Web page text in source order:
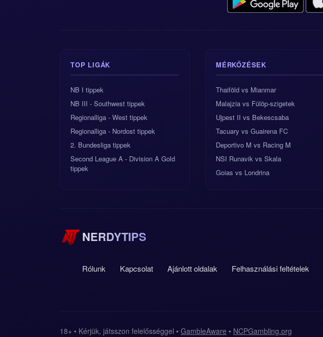
TOP LIGÁK
NB I tippek
NB III - Southwest tippek
Regionalliga - West tippek
Regionalliga - Nordost tippek
2. Bundesliga tippek
Second League A - Division A Gold
tippek
MÉRKŐZÉSEK
Thaiföld vs Mianmar
Malajzia vs Fülöp-szigetek
Ujpest II vs Bekescsaba
Tacuary vs Guairena FC
Deportivo M vs Racing M
NSI Runavik vs Skala
Goias vs Londrina
NERDYTIPS
Rólunk Kapcsolat Ajánlott oldalak Felhasználási feltételek
18+ • Kérjük, játsszon felelősséggel • GambleAware • NCPGambling.org